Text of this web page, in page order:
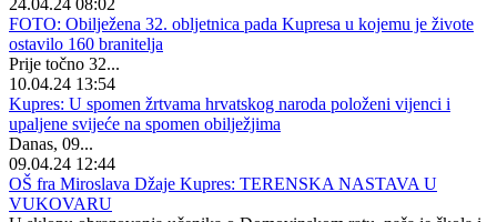
24.04.24 08:02
FOTO: Obilježena 32. obljetnica pada Kupresa u kojemu je živote
ostavilo 160 branitelja
Prije točno 32...
10.04.24 13:54
Kupres: U spomen žrtvama hrvatskog naroda položeni vijenci i
upaljene svijeće na spomen obilježjima
Danas, 09...
09.04.24 12:44
OŠ fra Miroslava Džaje Kupres: TERENSKA NASTAVA U
VUKOVARU